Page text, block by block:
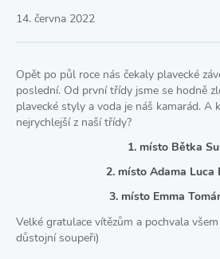
14. června 2022
Opět po půl roce nás čekaly plavecké
poslední. Od první třídy jsme se hodně
plavecké styly a voda je náš kamarád. A
nejrychlejší z naší třídy?
1. místo Bětka
2. místo Adama Luca
3. místo Emma
Velké gratulace vítězům a pochvala
důstojní soupeři)